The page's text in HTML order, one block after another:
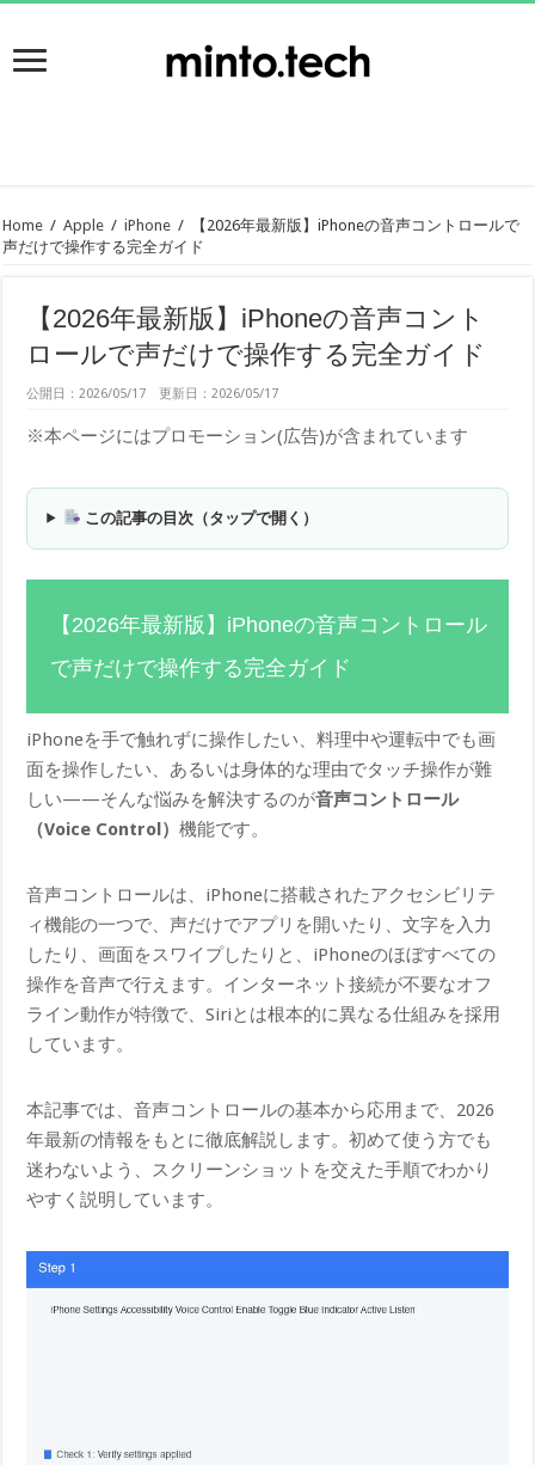
Home / Apple / iPhone /
【2026年最新版】iPhoneの音声コントロールで
声だけで操作する完全ガイド
【2026年最新版】iPhoneの音声コント
ロールで声だけで操作する完全ガイド
公開日：2026/05/17 更新日：2026/05/17
※本ページにはプロモーション(広告)が含まれています
この記事の目次（タップで開く）
【2026年最新版】iPhoneの音声コントロール
で声だけで操作する完全ガイド
iPhoneを手で触れずに操作したい、料理中や運転中でも画
面を操作したい、あるいは身体的な理由でタッチ操作が難
しい——そんな悩みを解決するのが音声コントロール
（Voice Control）機能です。
音声コントロールは、iPhoneに搭載されたアクセシビリテ
ィ機能の一つで、声だけでアプリを開いたり、文字を入力
したり、画面をスワイプしたりと、iPhoneのほぼすべての
操作を音声で行えます。インターネット接続が不要なオフ
ライン動作が特徴で、Siriとは根本的に異なる仕組みを採用
しています。
本記事では、音声コントロールの基本から応用まで、2026
年最新の情報をもとに徹底解説します。初めて使う方でも
迷わないよう、スクリーンショットを交えた手順でわかり
やすく説明しています。